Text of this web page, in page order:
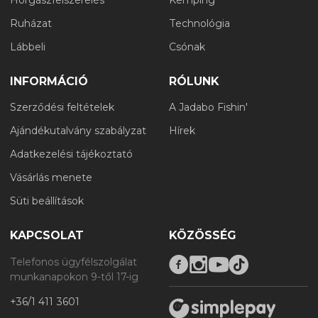
Ruházat
Lábbeli
Technológia
Csónak
INFORMÁCIÓ
Szerződési feltételek
Ajándékutalvány szabályzat
Adatkezelési tájékoztató
Vásárlás menete
Süti beállítások
RÓLUNK
A Jadabo Fishin'
Hírek
KAPCSOLAT
Telefonos ügyfélszolgálat
munkanapokon 9-től 17-ig
+36/1 411 3601
KÖZÖSSÉG